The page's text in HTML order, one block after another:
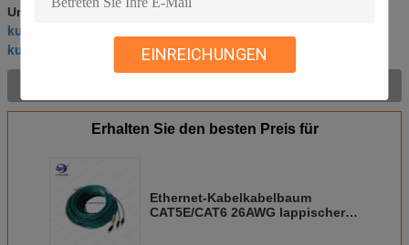
EINREICHUNGEN
Umbauten:Kabelstrang nach Maß
kundenspezifischer Selbstkabelstrang
kundenspezifischer Kabelbaum
Erhalten Sie den besten Preis für
Ethernet-Kabelkabelbaum
CAT5E/CAT6 26AWG lappischer